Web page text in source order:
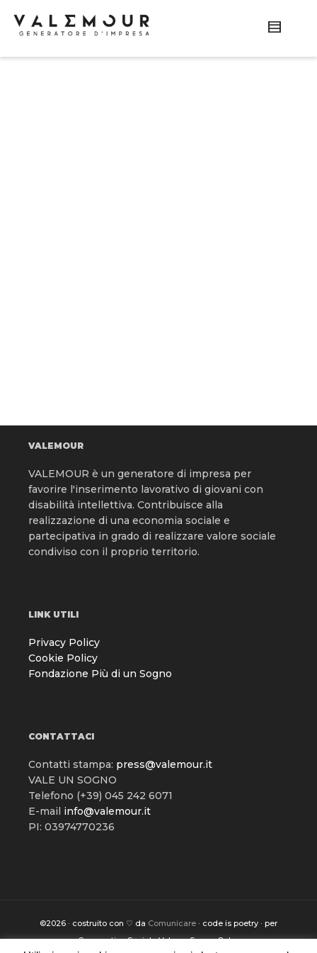
VALEMOUR
VALEMOUR è un generatore di impresa per
favorire l'inserimento lavorativo di giovani con
disabilità intellettiva. Contribuisce alla
realizzazione di una economia sociale e
partecipativa in grado di realizzare valore sociale
condiviso con il proprio territorio.
LINK UTILI
Privacy Policy
Cookie Policy
Fondazione Più di un Sogno
CONTATTACI
Contatti stampa: press@valemour.it
VALE UN SOGNO
Telefono (+39) 045 242 6071
E-mail info@valemour.it
PI: 03974770236
©2026 · costruito con ♡ da Comunicare · code is poetry · per
Cooperativa Sociale Vale un Sogno Onlus